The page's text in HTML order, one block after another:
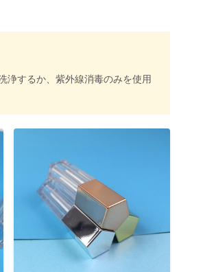
浄するか、紫外線消毒のみを使用